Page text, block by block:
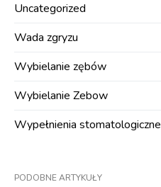
Uncategorized
Wada zgryzu
Wybielanie zębów
Wybielanie Zebow
Wypełnienia stomatologiczne
PODOBNE ARTYKUŁY